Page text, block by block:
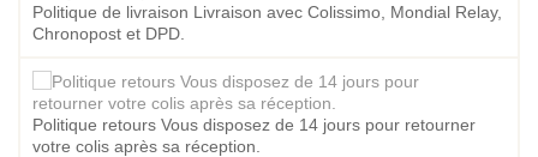
Politique de livraison Livraison avec Colissimo, Mondial Relay,
Chronopost et DPD.
Politique retours Vous disposez de 14 jours pour retourner
votre colis après sa réception.